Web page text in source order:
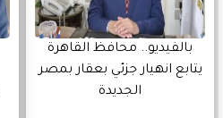
بالفيديو.. محافظ القاهرة
يتابع انهيار جزئي بعقار بمصر
الجديدة